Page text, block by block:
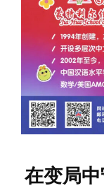
在变局